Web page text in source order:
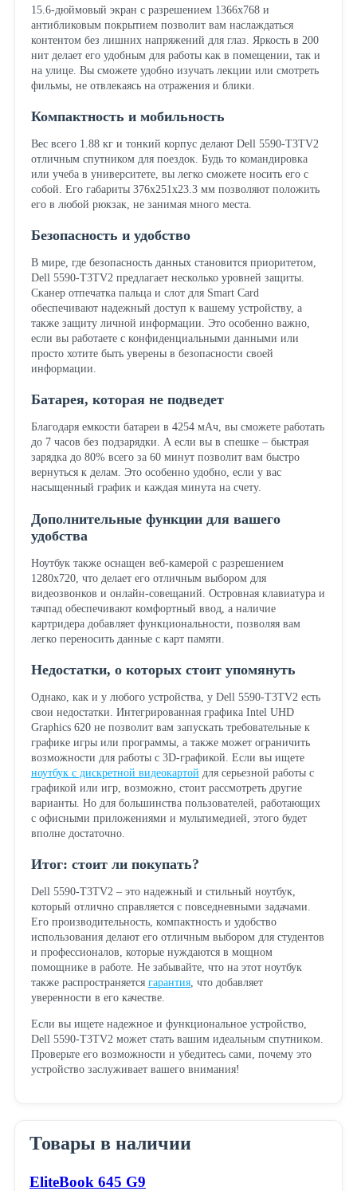
15.6-дюймовый экран с разрешением 1366x768 и
антибликовым покрытием позволит вам наслаждаться
контентом без лишних напряжений для глаз. Яркость в 200
нит делает его удобным для работы как в помещении, так и
на улице. Вы сможете удобно изучать лекции или смотреть
фильмы, не отвлекаясь на отражения и блики.
Компактность и мобильность
Вес всего 1.88 кг и тонкий корпус делают Dell 5590-T3TV2
отличным спутником для поездок. Будь то командировка
или учеба в университете, вы легко сможете носить его с
собой. Его габариты 376x251x23.3 мм позволяют положить
его в любой рюкзак, не занимая много места.
Безопасность и удобство
В мире, где безопасность данных становится приоритетом,
Dell 5590-T3TV2 предлагает несколько уровней защиты.
Сканер отпечатка пальца и слот для Smart Card
обеспечивают надежный доступ к вашему устройству, а
также защиту личной информации. Это особенно важно,
если вы работаете с конфиденциальными данными или
просто хотите быть уверены в безопасности своей
информации.
Батарея, которая не подведет
Благодаря емкости батареи в 4254 мАч, вы сможете работать
до 7 часов без подзарядки. А если вы в спешке – быстрая
зарядка до 80% всего за 60 минут позволит вам быстро
вернуться к делам. Это особенно удобно, если у вас
насыщенный график и каждая минута на счету.
Дополнительные функции для вашего
удобства
Ноутбук также оснащен веб-камерой с разрешением
1280x720, что делает его отличным выбором для
видеозвонков и онлайн-совещаний. Островная клавиатура и
тачпад обеспечивают комфортный ввод, а наличие
картридера добавляет функциональности, позволяя вам
легко переносить данные с карт памяти.
Недостатки, о которых стоит упомянуть
Однако, как и у любого устройства, у Dell 5590-T3TV2 есть
свои недостатки. Интегрированная графика Intel UHD
Graphics 620 не позволит вам запускать требовательные к
графике игры или программы, а также может ограничить
возможности для работы с 3D-графикой. Если вы ищете
ноутбук с дискретной видеокартой для серьезной работы с
графикой или игр, возможно, стоит рассмотреть другие
варианты. Но для большинства пользователей, работающих
с офисными приложениями и мультимедией, этого будет
вполне достаточно.
Итог: стоит ли покупать?
Dell 5590-T3TV2 – это надежный и стильный ноутбук,
который отлично справляется с повседневными задачами.
Его производительность, компактность и удобство
использования делают его отличным выбором для студентов
и профессионалов, которые нуждаются в мощном
помощнике в работе. Не забывайте, что на этот ноутбук
также распространяется гарантия, что добавляет
уверенности в его качестве.
Если вы ищете надежное и функциональное устройство,
Dell 5590-T3TV2 может стать вашим идеальным спутником.
Проверьте его возможности и убедитесь сами, почему это
устройство заслуживает вашего внимания!
Товары в наличии
EliteBook 645 G9